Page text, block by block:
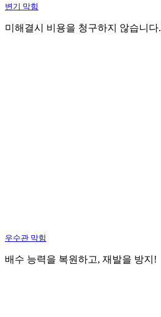
변기 막힘
미해결시 비용을 청구하지 않습니다.
우수관 막힘
배수 능력을 복원하고, 재발을 방지!